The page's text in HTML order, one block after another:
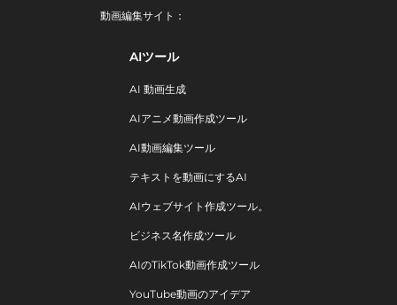
動画編集サイト：
AIツール
AI 動画生成
AIアニメ動画作成ツール
AI動画編集ツール
テキストを動画にするAI
AIウェブサイト作成ツール。
ビジネス名作成ツール
AIのTikTok動画作成ツール
YouTube動画のアイデア